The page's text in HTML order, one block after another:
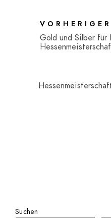
VORHERIGER
Gold und Silber für
Suchen